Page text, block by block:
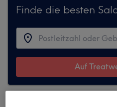
Finde die besten
Auf